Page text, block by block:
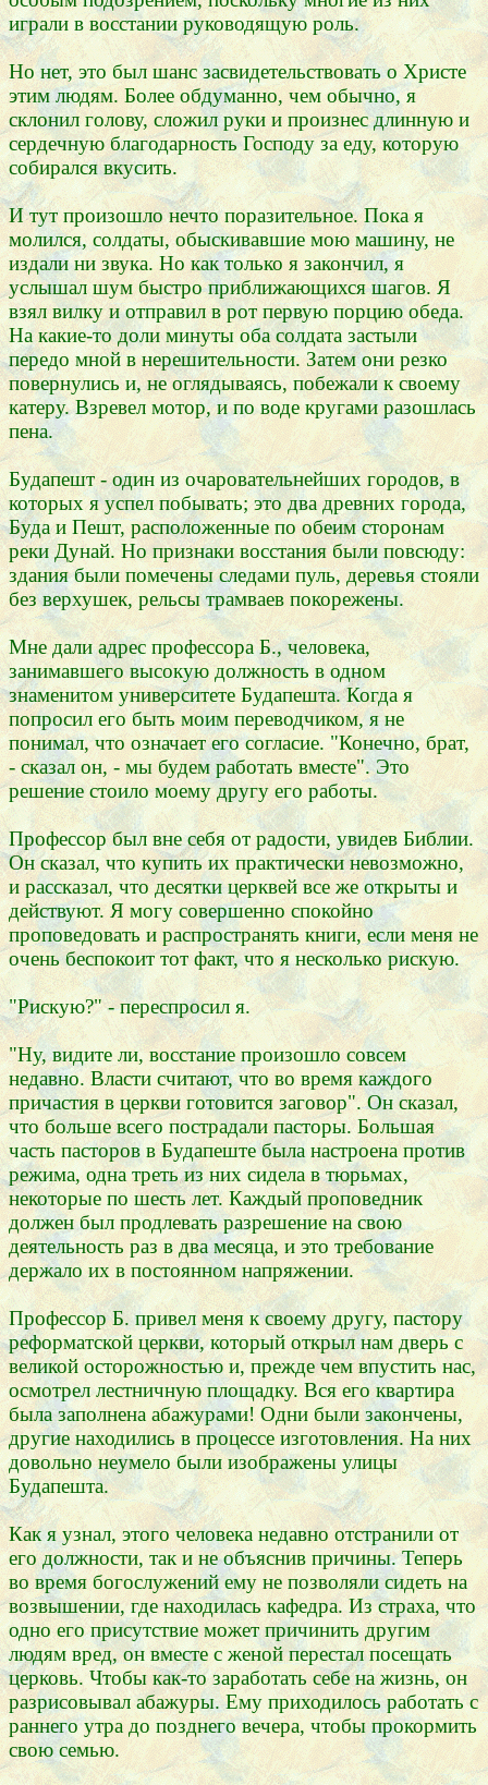
играли в восстании руководящую роль.
Но нет, это был шанс засвидетельствовать о Христе
этим людям. Более обдуманно, чем обычно, я
склонил голову, сложил руки и произнес длинную и
сердечную благодарность Господу за еду, которую
собирался вкусить.
И тут произошло нечто поразительное. Пока я
молился, солдаты, обыскивавшие мою машину, не
издали ни звука. Но как только я закончил, я
услышал шум быстро приближающихся шагов. Я
взял вилку и отправил в рот первую порцию обеда.
На какие-то доли минуты оба солдата застыли
передо мной в нерешительности. Затем они резко
повернулись и, не оглядываясь, побежали к своему
катеру. Взревел мотор, и по воде кругами разошлась
пена.
Будапешт - один из очаровательнейших городов, в
которых я успел побывать; это два древних города,
Буда и Пешт, расположенные по обеим сторонам
реки Дунай. Но признаки восстания были повсюду:
здания были помечены следами пуль, деревья стояли
без верхушек, рельсы трамваев покорежены.
Мне дали адрес профессора Б., человека,
занимавшего высокую должность в одном
знаменитом университете Будапешта. Когда я
попросил его быть моим переводчиком, я не
понимал, что означает его согласие. "Конечно, брат,
- сказал он, - мы будем работать вместе". Это
решение стоило моему другу его работы.
Профессор был вне себя от радости, увидев Библии.
Он сказал, что купить их практически невозможно,
и рассказал, что десятки церквей все же открыты и
действуют. Я могу совершенно спокойно
проповедовать и распространять книги, если меня не
очень беспокоит тот факт, что я несколько рискую.
"Рискую?" - переспросил я.
"Ну, видите ли, восстание произошло совсем
недавно. Власти считают, что во время каждого
причастия в церкви готовится заговор". Он сказал,
что больше всего пострадали пасторы. Большая
часть пасторов в Будапеште была настроена против
режима, одна треть из них сидела в тюрьмах,
некоторые по шесть лет. Каждый проповедник
должен был продлевать разрешение на свою
деятельность раз в два месяца, и это требование
держало их в постоянном напряжении.
Профессор Б. привел меня к своему другу, пастору
реформатской церкви, который открыл нам дверь с
великой осторожностью и, прежде чем впустить нас,
осмотрел лестничную площадку. Вся его квартира
была заполнена абажурами! Одни были закончены,
другие находились в процессе изготовления. На них
довольно неумело были изображены улицы
Будапешта.
Как я узнал, этого человека недавно отстранили от
его должности, так и не объяснив причины. Теперь
во время богослужений ему не позволяли сидеть на
возвышении, где находилась кафедра. Из страха, что
одно его присутствие может причинить другим
людям вред, он вместе с женой перестал посещать
церковь. Чтобы как-то заработать себе на жизнь, он
разрисовывал абажуры. Ему приходилось работать с
раннего утра до позднего вечера, чтобы прокормить
свою семью.